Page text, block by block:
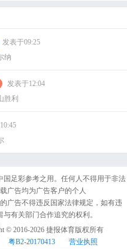
发表于09:25
纳
发表于12:04
胜利
足彩参考之用。任何人不得用于非法
广告均为广告客户的个人
广告不得违反国家法律规定，如有违
有关部门合作追究的权利。
© 2016-2026 捷报体育版权所有
粤B2-20170413 营业执照